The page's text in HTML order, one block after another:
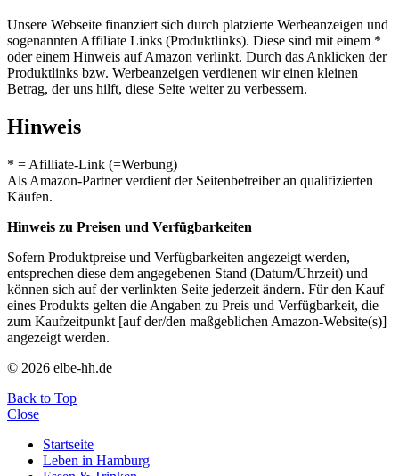
Unsere Webseite finanziert sich durch platzierte Werbeanzeigen und
sogenannten Affiliate Links (Produktlinks). Diese sind mit einem *
oder einem Hinweis auf Amazon verlinkt. Durch das Anklicken der
Produktlinks bzw. Werbeanzeigen verdienen wir einen kleinen
Betrag, der uns hilft, diese Seite weiter zu verbessern.
Hinweis
* = Afilliate-Link (=Werbung)
Als Amazon-Partner verdient der Seitenbetreiber an qualifizierten
Käufen.
Hinweis zu Preisen und Verfügbarkeiten
Sofern Produktpreise und Verfügbarkeiten angezeigt werden,
entsprechen diese dem angegebenen Stand (Datum/Uhrzeit) und
können sich auf der verlinkten Seite jederzeit ändern. Für den Kauf
eines Produkts gelten die Angaben zu Preis und Verfügbarkeit, die
zum Kaufzeitpunkt [auf der/den maßgeblichen Amazon-Website(s)]
angezeigt werden.
© 2026 elbe-hh.de
Back to Top
Close
Startseite
Leben in Hamburg